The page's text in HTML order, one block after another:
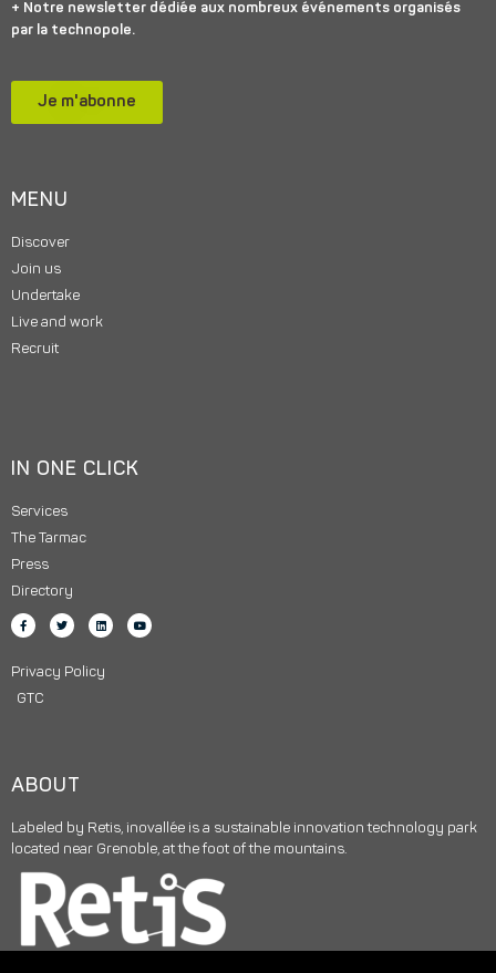
+ Notre newsletter dédiée aux nombreux événements organisés
par la technopole.
Je m'abonne
MENU
Discover
Join us
Undertake
Live and work
Recruit
IN ONE CLICK
Services
The Tarmac
Press
Directory
Privacy Policy
GTC
ABOUT
Labeled by Retis, inovallée is a sustainable innovation technology park
located near Grenoble, at the foot of the mountains.